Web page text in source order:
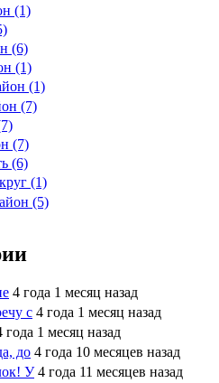
(1)
(6)
(1)
(1)
(7)
(7)
(6)
(1)
(5)
4 года 1 месяц назад
с 4 года 1 месяц назад
года 1 месяц назад
до 4 года 10 месяцев назад
У 4 года 11 месяцев назад